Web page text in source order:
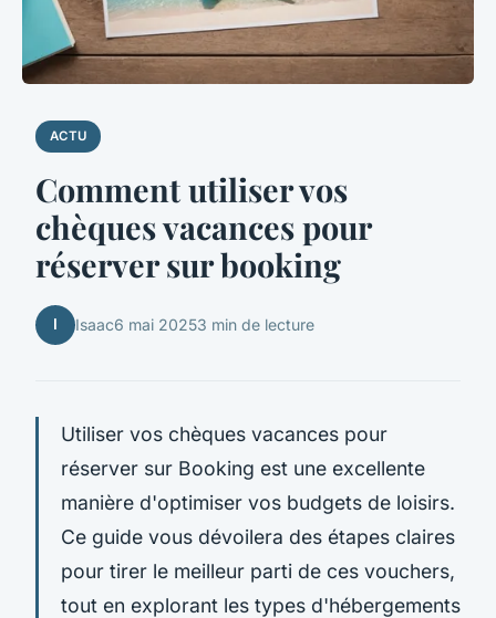
ACTU
Comment utiliser vos
chèques vacances pour
réserver sur booking
I Isaac6 mai 20253 min de lecture
Utiliser vos chèques vacances pour
réserver sur Booking est une excellente
manière d'optimiser vos budgets de loisirs.
Ce guide vous dévoilera des étapes claires
pour tirer le meilleur parti de ces vouchers,
tout en explorant les types d'hébergements